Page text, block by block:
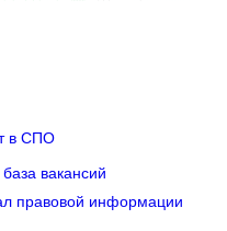
правовой информации